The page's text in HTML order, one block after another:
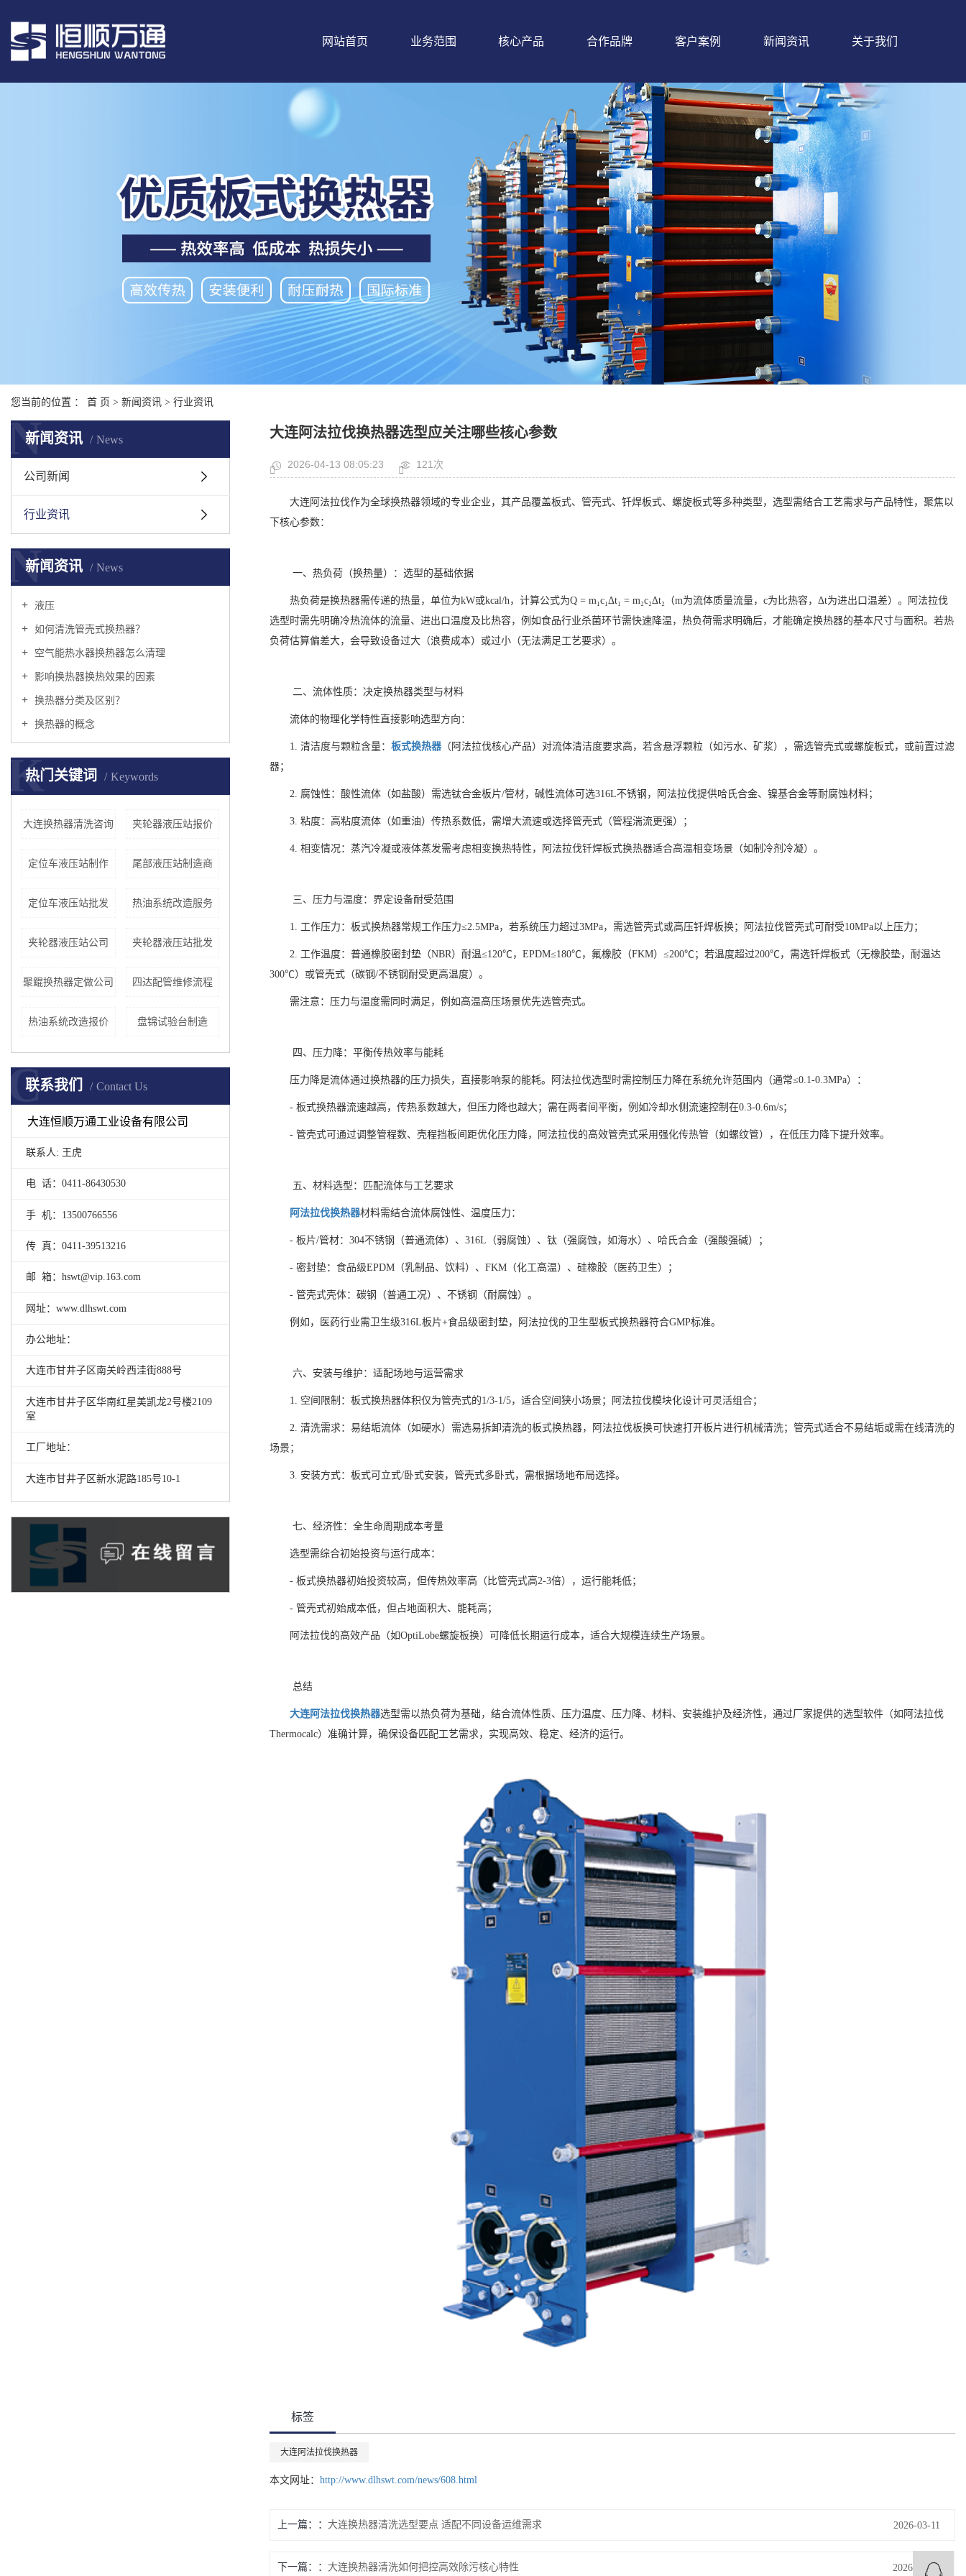
网站首页 业务范围 核心产品 合作品牌 客户案例 新闻资讯 关于我们
您当前的位置 ： 首 页 > 新闻资讯 > 行业资讯
新闻资讯 News
N
公司新闻
行业资讯
新闻资讯 News
N
液压
如何清洗管壳式换热器？
空气能热水器换热器怎么清理
影响换热器换热效果的因素
换热器分类及区别？
换热器的概念
热门关键词 Keywords
K
大连换热器清洗咨询 夹轮器液压站报价
定位车液压站制作 尾部液压站制造商
定位车液压站批发 热油系统改造服务
夹轮器液压站公司 夹轮器液压站批发
聚鲲换热器定做公司 四达配管维修流程
热油系统改造报价 盘锦试验台制造
联系我们 Contact Us
C
大连恒顺万通工业设备有限公司
联系人: 王虎
电 话：0411-86430530
手 机：13500766556
传 真：0411-39513216
邮 箱：hswt@vip.163.com
网址：www.dlhswt.com
办公地址：
大连市甘井子区南关岭西洼街888号
大连市甘井子区华南红星美凯龙2号楼2109
室
工厂地址：
大连市甘井子区新水泥路185号10-1
大连阿法拉伐换热器选型应关注哪些核心参数
2026-04-13 08:05:23 121次
大连阿法拉伐作为全球换热器领域的专业企业，其产品覆盖板式、管壳式、钎焊板式、螺旋板式等多种类型，选型需结合工艺需求与产品特性，聚焦以
下核心参数：
一、热负荷（换热量）：选型的基础依据
热负荷是换热器需传递的热量，单位为kW或kcal/h，计算公式为Q = m₁c₁Δt₁ = m₂c₂Δt₂（m为流体质量流量，c为比热容，Δt为进出口温差）。阿法拉伐
选型时需先明确冷热流体的流量、进出口温度及比热容，例如食品行业杀菌环节需快速降温，热负荷需求明确后，才能确定换热器的基本尺寸与面积。若热
负荷估算偏差大，会导致设备过大（浪费成本）或过小（无法满足工艺要求）。
二、流体性质：决定换热器类型与材料
流体的物理化学特性直接影响选型方向：
1. 清洁度与颗粒含量： 板式换热器（阿法拉伐核心产品）对流体清洁度要求高，若含悬浮颗粒（如污水、矿浆），需选管壳式或螺旋板式，或前置过滤
器；
2. 腐蚀性：酸性流体（如盐酸）需选钛合金板片/管材，碱性流体可选316L不锈钢，阿法拉伐提供哈氏合金、镍基合金等耐腐蚀材料；
3. 粘度：高粘度流体（如重油）传热系数低，需增大流速或选择管壳式（管程湍流更强）；
4. 相变情况：蒸汽冷凝或液体蒸发需考虑相变换热特性，阿法拉伐钎焊板式换热器适合高温相变场景（如制冷剂冷凝）。
三、压力与温度：界定设备耐受范围
1. 工作压力：板式换热器常规工作压力≤2.5MPa，若系统压力超过3MPa，需选管壳式或高压钎焊板换；阿法拉伐管壳式可耐受10MPa以上压力；
2. 工作温度：普通橡胶密封垫（NBR）耐温≤120℃，EPDM≤180℃，氟橡胶（FKM）≤200℃；若温度超过200℃，需选钎焊板式（无橡胶垫，耐温达
300℃）或管壳式（碳钢/不锈钢耐受更高温度）。
需注意：压力与温度需同时满足，例如高温高压场景优先选管壳式。
四、压力降：平衡传热效率与能耗
压力降是流体通过换热器的压力损失，直接影响泵的能耗。阿法拉伐选型时需控制压力降在系统允许范围内（通常≤0.1-0.3MPa）：
- 板式换热器流速越高，传热系数越大，但压力降也越大；需在两者间平衡，例如冷却水侧流速控制在0.3-0.6m/s；
- 管壳式可通过调整管程数、壳程挡板间距优化压力降，阿法拉伐的高效管壳式采用强化传热管（如螺纹管），在低压力降下提升效率。
五、材料选型：匹配流体与工艺要求
阿法拉伐换热器材料需结合流体腐蚀性、温度压力：
- 板片/管材：304不锈钢（普通流体）、316L（弱腐蚀）、钛（强腐蚀，如海水）、哈氏合金（强酸强碱）；
- 密封垫：食品级EPDM（乳制品、饮料）、FKM（化工高温）、硅橡胶（医药卫生）；
- 管壳式壳体：碳钢（普通工况）、不锈钢（耐腐蚀）。
例如，医药行业需卫生级316L板片+食品级密封垫，阿法拉伐的卫生型板式换热器符合GMP标准。
六、安装与维护：适配场地与运营需求
1. 空间限制：板式换热器体积仅为管壳式的1/3-1/5，适合空间狭小场景；阿法拉伐模块化设计可灵活组合；
2. 清洗需求：易结垢流体（如硬水）需选易拆卸清洗的板式换热器，阿法拉伐板换可快速打开板片进行机械清洗；管壳式适合不易结垢或需在线清洗的
场景；
3. 安装方式：板式可立式/卧式安装，管壳式多卧式，需根据场地布局选择。
七、经济性：全生命周期成本考量
选型需综合初始投资与运行成本：
- 板式换热器初始投资较高，但传热效率高（比管壳式高2-3倍），运行能耗低；
- 管壳式初始成本低，但占地面积大、能耗高；
阿法拉伐的高效产品（如OptiLobe螺旋板换）可降低长期运行成本，适合大规模连续生产场景。
总结
大连阿法拉伐换热器选型需以热负荷为基础，结合流体性质、压力温度、压力降、材料、安装维护及经济性，通过厂家提供的选型软件（如阿法拉伐
Thermocalc）准确计算，确保设备匹配工艺需求，实现高效、稳定、经济的运行。
标签
大连阿法拉伐换热器
本文网址： http://www.dlhswt.com/news/608.html
上一篇： 大连换热器清洗选型要点 适配不同设备运维需求 2026-03-11
下一篇： 大连换热器清洗如何把控高效除污核心特性 2026-05-07